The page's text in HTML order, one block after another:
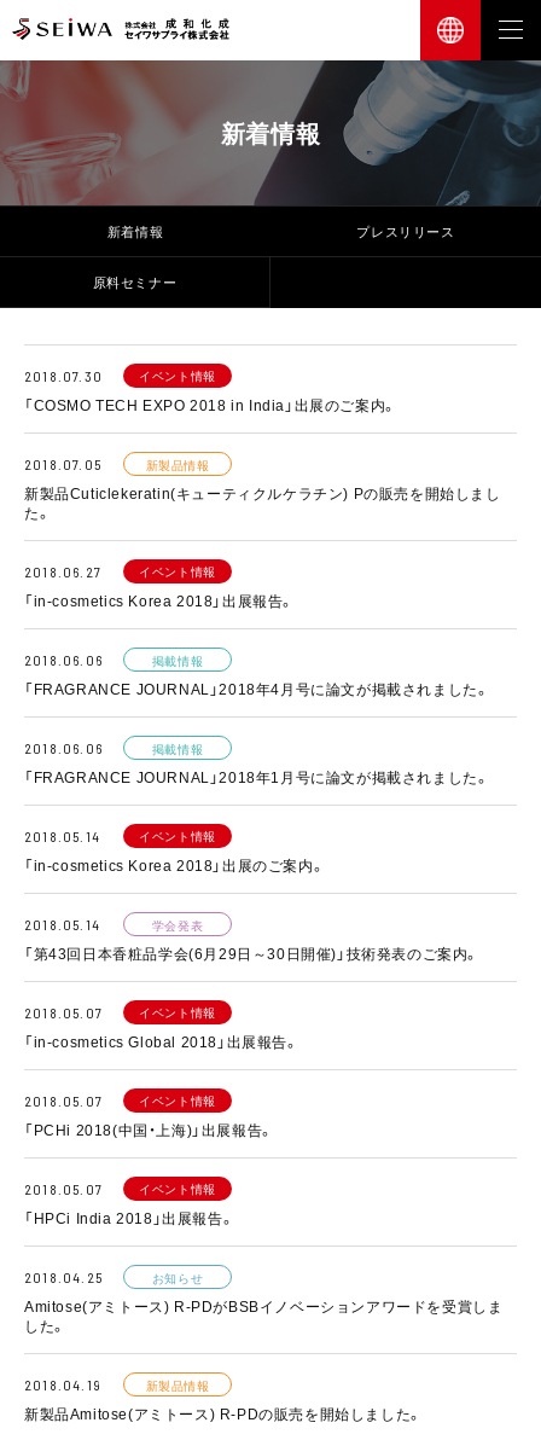
新着情報
新着情報 プレスリリース
原料セミナー
2018.07.30 イベント情報
「COSMO TECH EXPO 2018 in India」出展のご案内。
2018.07.05 新製品情報
新製品Cuticlekeratin(キューティクルケラチン) Pの販売を開始しまし
た。
2018.06.27 イベント情報
「in-cosmetics Korea 2018」出展報告。
2018.06.06 掲載情報
「FRAGRANCE JOURNAL」2018年4月号に論文が掲載されました。
2018.06.06 掲載情報
「FRAGRANCE JOURNAL」2018年1月号に論文が掲載されました。
2018.05.14 イベント情報
「in-cosmetics Korea 2018」出展のご案内。
2018.05.14 学会発表
「第43回日本香粧品学会(6月29日～30日開催)」技術発表のご案内。
2018.05.07 イベント情報
「in-cosmetics Global 2018」出展報告。
2018.05.07 イベント情報
「PCHi 2018(中国・上海)」出展報告。
2018.05.07 イベント情報
「HPCi India 2018」出展報告。
2018.04.25 お知らせ
Amitose(アミトース) R-PDがBSBイノベーションアワードを受賞しま
した。
2018.04.19 新製品情報
新製品Amitose(アミトース) R-PDの販売を開始しました。